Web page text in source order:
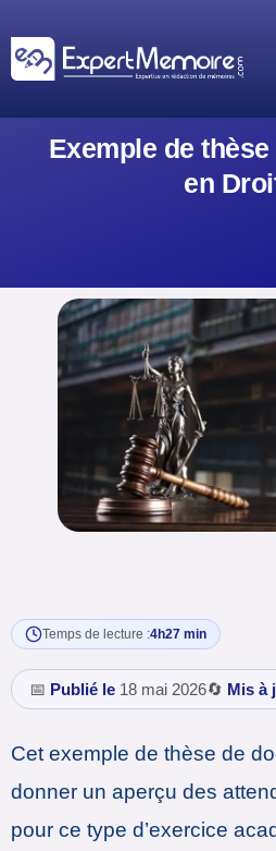
au
contenu
Exemple de
en
Temps de lecture :4h27 min
📅 Publié le 18 mai 2026🔄 Mis à
Cet exemple de thèse de
donner un aperçu des
pour ce type d’exercice